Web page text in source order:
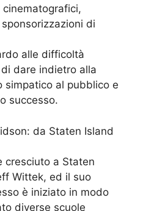
di
alle difficoltà
dare indietro alla
simpatico al pubblico e
successo.
da Staten Island
cresciuto a Staten
Wittek, ed il suo
è iniziato in modo
diverse scuole